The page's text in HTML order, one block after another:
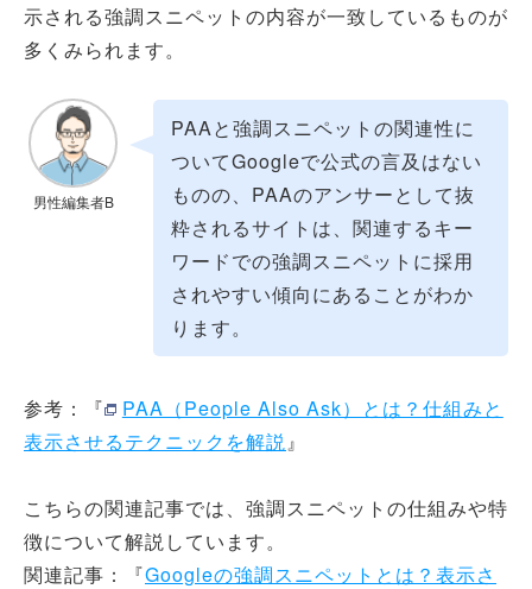
示される強調スニペットの内容が一致しているものが
多くみられます。
男性編集者B
PAAと強調スニペットの関連性に
ついてGoogleで公式の言及はない
ものの、PAAのアンサーとして抜
粋されるサイトは、関連するキー
ワードでの強調スニペットに採用
されやすい傾向にあることがわか
ります。
参考：『
PAA（People Also Ask）とは？仕組みと
表示させるテクニックを解説』
こちらの関連記事では、強調スニペットの仕組みや特
徴について解説しています。
関連記事：『Googleの強調スニペットとは？表示さ